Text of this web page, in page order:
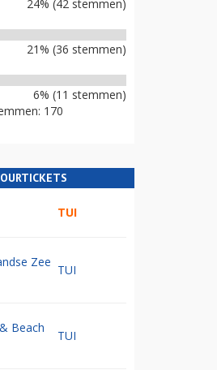
24% (42 stemmen)
21% (36 stemmen)
6% (11 stemmen)
170
TUI
Zee
TUI
Beach
TUI